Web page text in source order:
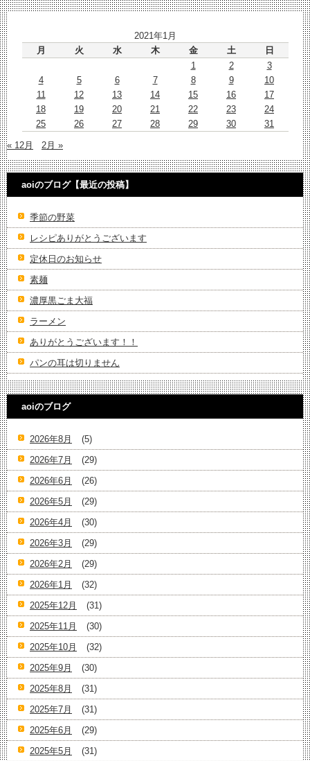
2021年1月
月
火 水 木 金 土
日
1
2
3
4
5 6 7 8 9
10
11
12 13 14 15 16
17
18
19 20 21 22 23
24
25
26 27 28 29 30 31
« 12月 2月 »
aoiのブログ【最近の投稿】
季節の野菜
レシピありがとうございます
定休日のお知らせ
素麺
濃厚黒ごま大福
ラーメン
ありがとうございます！！
パンの耳は切りません
aoiのブログ
2026年8月
(5)
2026年7月
(29)
2026年6月
(26)
2026年5月
(29)
2026年4月
(30)
2026年3月
(29)
2026年2月
(29)
2026年1月
(32)
2025年12月
(31)
2025年11月
(30)
2025年10月
(32)
2025年9月
(30)
2025年8月
(31)
2025年7月
(31)
2025年6月
(29)
2025年5月
(31)